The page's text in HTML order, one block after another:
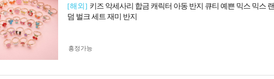
[해외] 키즈 악세사리 합금 캐릭터 아동 반지 큐티 예쁜 믹스 믹스 랜
덤 벌크 세트 재미 반지
흥정가능